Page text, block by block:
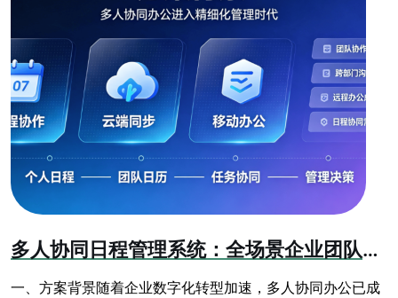
多人协同日程管理系统：全场景企业团队办公日程管控方案
一、方案背景随着企业数字化转型加速，多人协同办公已成